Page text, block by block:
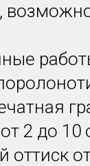
2 до 10
оттиск